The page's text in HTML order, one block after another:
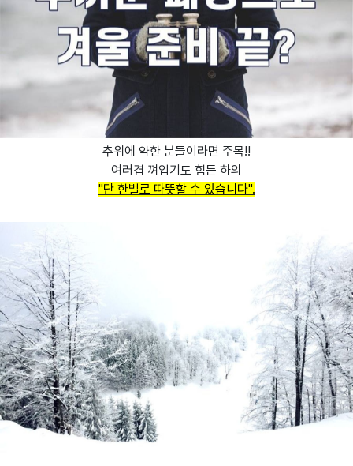
추위에 약한 분들이라면 주목!!
여러겹 껴입기도 힘든 하의
"단 한벌로 따뜻할 수 있습니다".